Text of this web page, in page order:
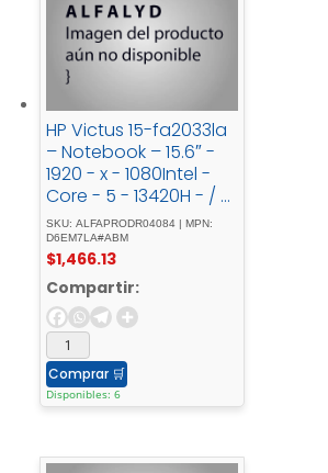
HP Victus 15-fa2033la
– Notebook – 15.6″ -
1920 - x - 1080Intel -
Core - 5 - 13420H - / -
2.4 - GHzDDR4 -
SDRAM16 - GB512 - GB
- SSDNVIDIA - GeForce
- RTX - 3050 -
6GBFreeDOS
SKU: ALFAPRODR04084 | MPN:
D6EM7LA#ABM
$1,466.13
Compartir:
Comprar 🛒
Disponibles: 6